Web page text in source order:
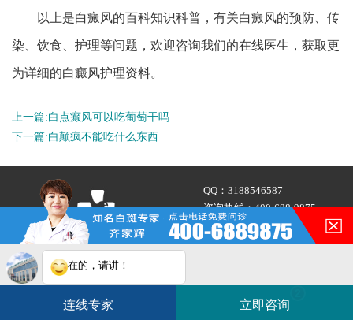
以上是白癜风的百科知识科普，有关白癜风的预防、传
染、饮食、护理等问题，欢迎咨询我们的在线医生，获取更
为详细的白癜风护理资料。
上一篇:白点癫风可以吃葡萄干吗
下一篇:白颠疯不能吃什么东西
QQ：3188546587
咨询热线：400-688-9875
地址：合肥市铜陵路与合裕路
交叉口东北角（天成大厦旁）
在的，请讲！
您的白斑在什么部位？
连线专家 立即咨询
白斑在线问医生
如何快速治好白癜风？ 电话咨询